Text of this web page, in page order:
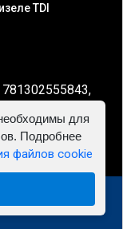
TDI
- Автосервис
для
Подробнее
файлов cookie